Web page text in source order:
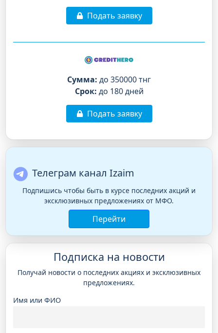
Подать заявку
Сумма: до 350000 тнг
Срок: до 180 дней
Подать заявку
Телеграм канал Izaim
Подпишись чтобы быть в курсе последних акций и
эксклюзивных предложениях от МФО.
Перейти
Подписка на новости
Получай новости о последних акциях и эксклюзивных
предложениях.
Имя или ФИО